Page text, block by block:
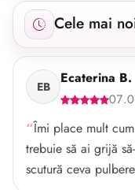
Cele mai
Afișăm 4 recenzii
EB Ecaterina B.
Îmi place mult
trebuie să ai grijă
scutură ceva